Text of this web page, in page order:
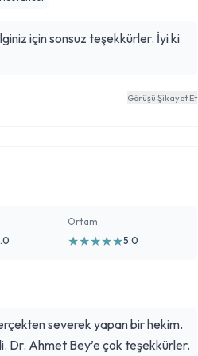
için sonsuz teşekkürler. İyi ki
Görüşü Şikayet Et
Ortam
★★★★★5.0
severek yapan bir hekim.
Dr. Ahmet Bey’e çok teşekkürler.